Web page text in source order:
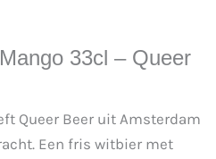
33cl – Queer
Queer Beer uit Amsterdam
Een fris witbier met